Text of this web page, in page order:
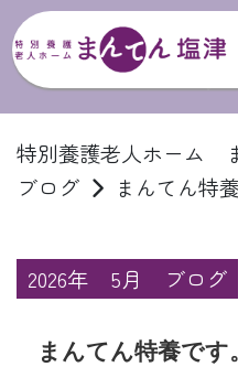
特別養護老人ホーム
ブログ
まんてん特
2026年 5月 ブログ
まんてん特養です。